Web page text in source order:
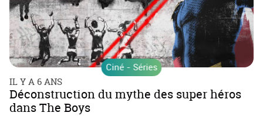
Ciné - Séries
IL Y A 6 ANS
Déconstruction du mythe des super héros
dans The Boys